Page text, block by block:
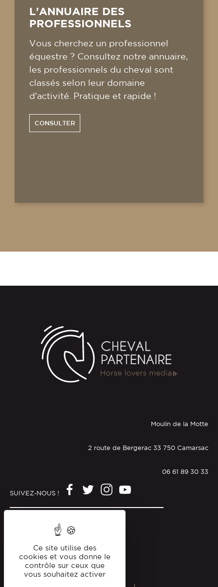
L'ANNUAIRE DES
PROFESSIONNELS
Vous cherchez un professionnel
équestre ? Consultez notre annuaire,
les professionnels du cheval sont
classés selon leur domaine
d'activité. Pratique et rapide !
CONSULTER
Moulin de la Motte
2 route de Bergerac 33 750 Camarsac
06 61 89 30 33
SUIVEZ-NOUS !
Politique de confidentialité
Ce site utilise des
cookies et vous donne le
contrôle sur ceux que
vous souhaitez activer